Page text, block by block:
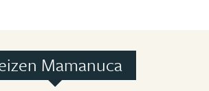
Mamanuca